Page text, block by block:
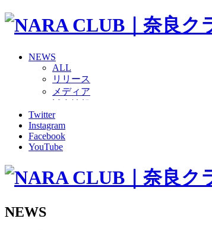
NEWS
ALL
リリース
メディア
グッズ
ファンコミュニティ
普及・育成
ホームタウン
その他
Twitter
Instagram
Facebook
YouTube
NEWS